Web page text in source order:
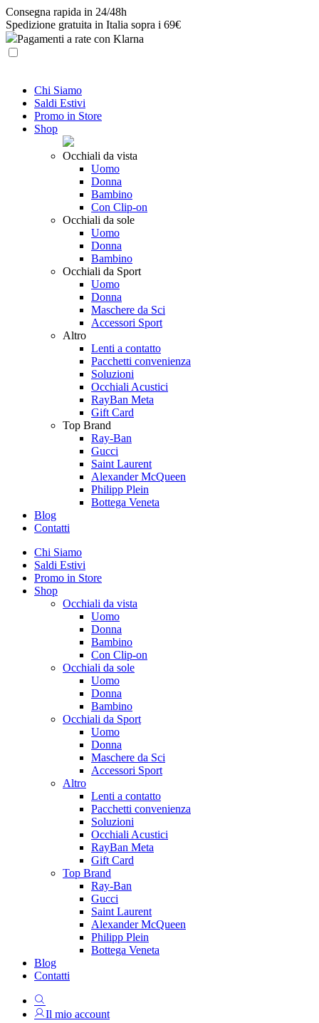
Skip
to
content
Consegna rapida in 24/48h
Spedizione gratuita in Italia sopra i 69€
Pagamenti a rate con Klarna
Chi Siamo
Saldi Estivi
Promo in Store
Shop
Occhiali da vista
Uomo
Donna
Bambino
Con Clip-on
Occhiali da sole
Uomo
Donna
Bambino
Occhiali da Sport
Uomo
Donna
Maschere da Sci
Accessori Sport
Altro
Lenti a contatto
Pacchetti convenienza
Soluzioni
Occhiali Acustici
RayBan Meta
Gift Card
Top Brand
Ray-Ban
Gucci
Saint Laurent
Alexander McQueen
Philipp Plein
Bottega Veneta
Blog
Contatti
Chi Siamo
Saldi Estivi
Promo in Store
Shop
Occhiali da vista
Uomo
Donna
Bambino
Con Clip-on
Occhiali da sole
Uomo
Donna
Bambino
Occhiali da Sport
Uomo
Donna
Maschere da Sci
Accessori Sport
Altro
Lenti a contatto
Pacchetti convenienza
Soluzioni
Occhiali Acustici
RayBan Meta
Gift Card
Top Brand
Ray-Ban
Gucci
Saint Laurent
Alexander McQueen
Philipp Plein
Bottega Veneta
Blog
Contatti
Il mio account